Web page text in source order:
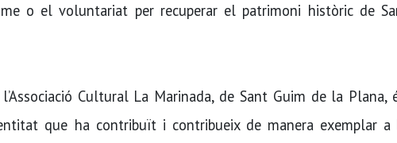
o el voluntariat per recuperar el patrimoni històric de
Cultural La Marinada, de Sant Guim de la Plana,
que ha contribuït i contribueix de manera exemplar a